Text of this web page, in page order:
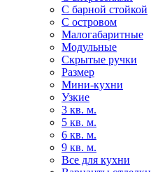
С барной стойкой
С островом
Малогабаритные
Модульные
Скрытые ручки
Размер
Мини-кухни
Узкие
3 кв. м.
5 кв. м.
6 кв. м.
9 кв. м.
Все для кухни